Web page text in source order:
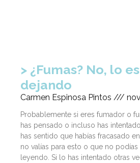
¿Fumas? No, lo
dejando
Carmen Espinosa Pintos
Probablemente si eres fumador o
has pensado o incluso has
has sentido que habías fracasado
no valías para esto o que no
leyendo. Si lo has intentado otras